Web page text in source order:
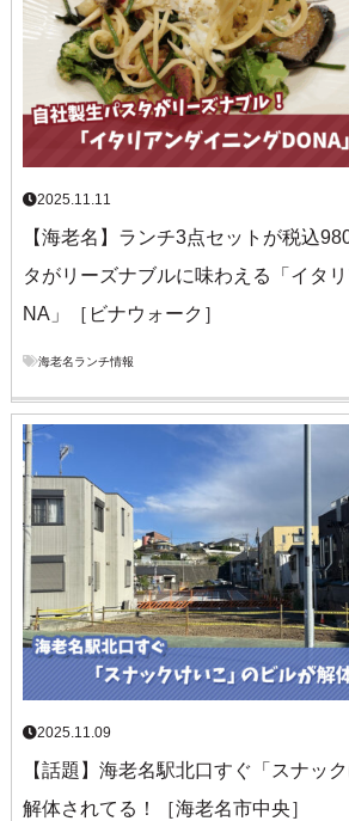
2025.11.11
【海老名】ランチ3点セットが税込
タがリーズナブルに味わえる「イタ
NA」［ビナウォーク］
海老名ランチ情報
2025.11.09
【話題】海老名駅北口すぐ「スナッ
解体されてる！［海老名市中央］